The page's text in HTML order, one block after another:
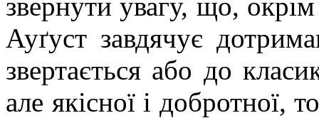
Ауґуст завдячує
звертається або до
але якісної і добротної,